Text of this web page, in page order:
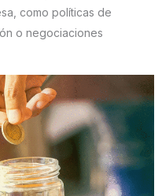
como políticas de
o negociaciones